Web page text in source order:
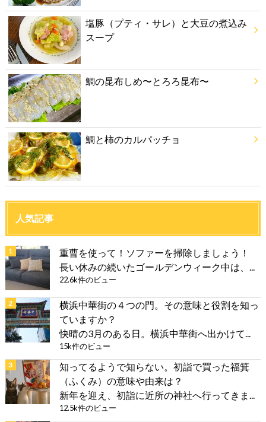
塩豚（プティ・サレ）と大豆の煮込み
スープ
鯛の昆布しめ〜とろろ昆布〜
鯛と柿のカルパッチョ
人気記事
重曹を使って！ソファーを掃除しましょう！
長い休みの続いたゴールデンウィーク中は、...
22.6k件のビュー
横浜中華街の４つの門。その意味と役割を知っ
ていますか？
快晴の3月のある日。横浜中華街へ出かけて...
15k件のビュー
知ってるようで知らない。初詣で買った福箕
（ふくみ）の意味や由来は？
新年を迎え、初詣に近所の神社へ行ってきま...
12.5k件のビュー